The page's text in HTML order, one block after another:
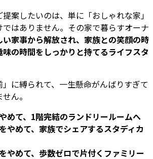
案したいのは、単に「おしゃれな家」
はありません。その家で暮らすオーナ
い家事から解放され、家族との笑顔の時
の時間をしっかりと持てるライフスタ
に縛られて、一生懸命がんばりすぎて
ん。
めて、1階完結のランドリールームへ
やめて、家族でシェアするスタディカ
やめて、歩数ゼロで片付くファミリー